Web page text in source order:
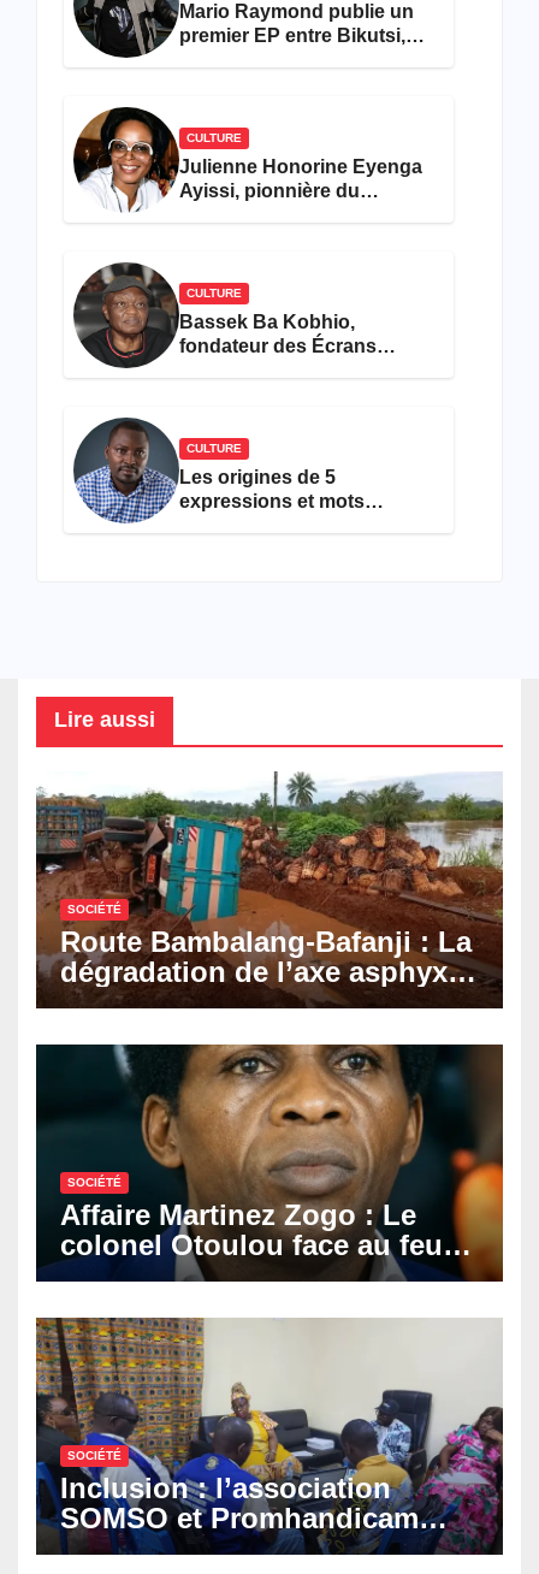
Mario Raymond publie un
premier EP entre Bikutsi,
CULTURE
Julienne Honorine Eyenga
Ayissi, pionnière du
CULTURE
Bassek Ba Kobhio,
fondateur des Écrans
CULTURE
Les origines de 5
expressions et mots
Lire aussi
SOCIÉTÉ
Route Bambalang-Bafanji : La
dégradation de l’axe asphyxie
les activités économiques
SOCIÉTÉ
Affaire Martinez Zogo : Le
colonel Otoulou face au feu
croisé des avocats de la
SOCIÉTÉ
Inclusion : l’association
SOMSO et Promhandicam
militent en faveur d’une